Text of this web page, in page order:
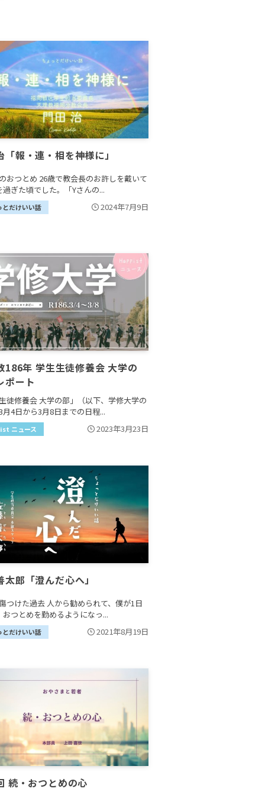
「報・連・相を神様に」
おつとめ 26歳で教会長のお許しを戴いて
ぎた頃でした。「Yさんの...
2024年7月9日
とだけいい話
186年 学生生徒修養会 大学の
ポート
徒修養会 大学の部」（以下、学修大学の
月4日から3月8日までの日程...
2023年3月23日
ニュース
太郎「澄んだ心へ」
つけた過去 人から勧められて、僕が1日
おつとめを勤めるようになっ...
2021年8月19日
とだけいい話
続・おつとめの心